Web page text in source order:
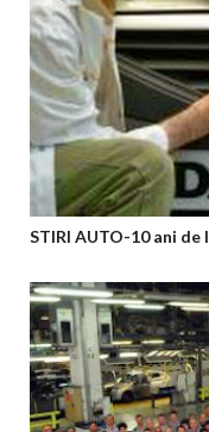
STIRI AUTO-10 ani de